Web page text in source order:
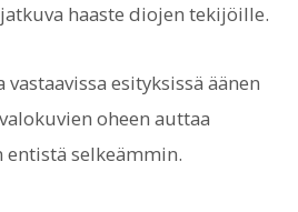
haaste diojen tekijöille.
esityksissä äänen
oheen auttaa
entistä selkeämmin.